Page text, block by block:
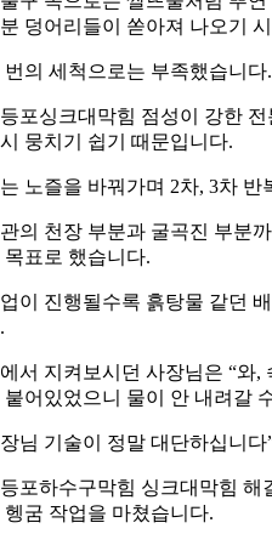
덩어리들이 쏟아져 나오기
번의 세척으로는 부족했습니다.
포싱크대막힘 점성이 강한
뭉치기 쉽기 때문입니다.
노즐을 바꿔가며 2차, 3차 반
의 천장 부분과 굴곡진 부분
목표로 했습니다.
이 진행될수록 흙탕물 같던
서 지켜보시던 사장님은 “와,
붙어있었으니 물이 안 내려갈
님 기술이 정말 대단하십니
포하수구막힘 싱크대막힘 해
헹굼 작업을 마쳤습니다.